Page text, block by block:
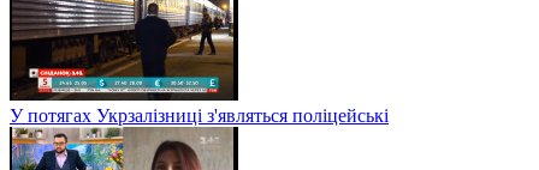
У потягах Укрзалізниці з'являться поліцейські